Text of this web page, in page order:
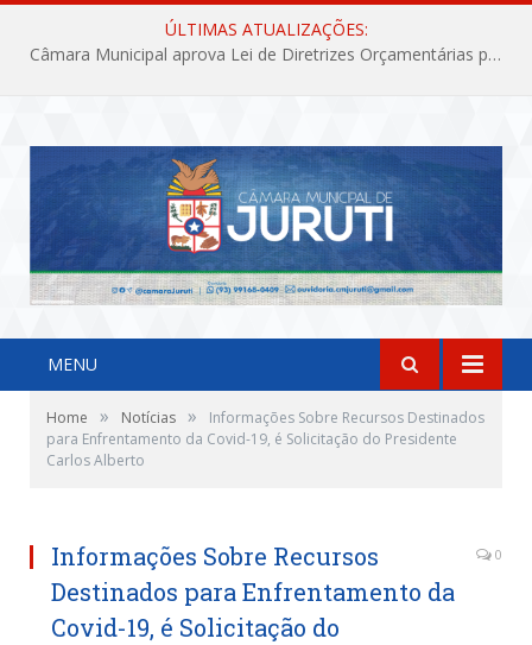
ÚLTIMAS ATUALIZAÇÕES:
Câmara Municipal aprova Lei de Diretrizes Orçamentárias para o exercício financeiro de 2027
MENU
Home » Notícias »
Informações Sobre Recursos Destinados
para Enfrentamento da Covid-19, é Solicitação do Presidente
Carlos Alberto
Informações Sobre Recursos
Destinados para Enfrentamento da
Covid-19, é Solicitação do
0